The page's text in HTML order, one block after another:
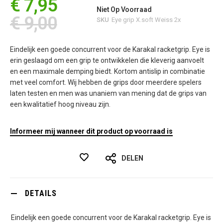
gallerij
€ 7,95
€ 9,00
Niet Op Voorraad
SKU Eye grip X.soft Weiss 2x
Eindelijk een goede concurrent voor de Karakal racketgrip. Eye is
erin geslaagd om een grip te ontwikkelen die kleverig aanvoelt
en een maximale demping biedt. Kortom antislip in combinatie
met veel comfort. Wij hebben de grips door meerdere spelers
laten testen en men was unaniem van mening dat de grips van
een kwalitatief hoog niveau zijn.
Informeer mij wanneer dit product op voorraad is
DELEN
DETAILS
Eindelijk een goede concurrent voor de Karakal racketgrip. Eye is